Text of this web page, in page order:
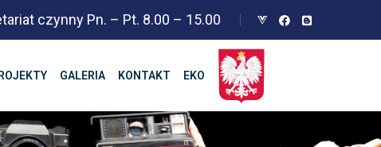
czynny Pn. – Pt. 8.00 – 15.00
GALERIA KONTAKT EKO